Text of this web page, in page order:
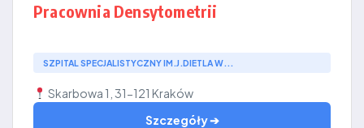
Pracownia Densytometrii
SZPITAL SPECJALISTYCZNY IM.J.DIETLA W...
Skarbowa 1, 31-121 Kraków
Szczegóły ➔